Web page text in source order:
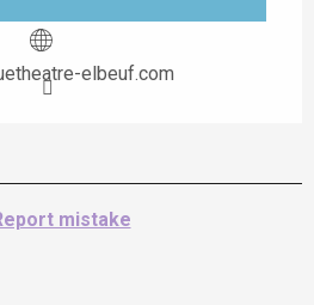
elbeuf.com
mistake